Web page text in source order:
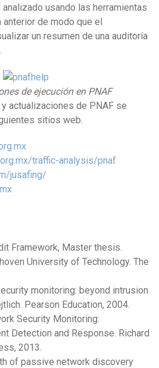
usando las herramientas
de modo que el
un resumen de una auditoría
de ejecución en PNAF
actualizaciones de PNAF se
sitios web.
traffic-analysis/pnaf
jusafing/
Framework, Master thesis.
University of Technology. The
monitoring: beyond intrusion
Pearson Education, 2004.
Security Monitoring:
Detection and Response. Richard
2013.
of passive network discovery